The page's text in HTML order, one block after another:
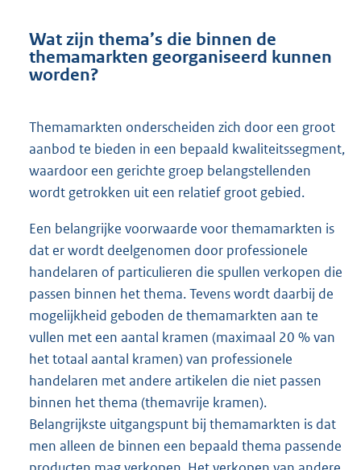
Wat zijn thema’s die binnen de
themamarkten georganiseerd kunnen
worden?
Themamarkten onderscheiden zich door een groot
aanbod te bieden in een bepaald kwaliteitssegment,
waardoor een gerichte groep belangstellenden
wordt getrokken uit een relatief groot gebied.
Een belangrijke voorwaarde voor themamarkten is
dat er wordt deelgenomen door professionele
handelaren of particulieren die spullen verkopen die
passen binnen het thema. Tevens wordt daarbij de
mogelijkheid geboden de themamarkten aan te
vullen met een aantal kramen (maximaal 20 % van
het totaal aantal kramen) van professionele
handelaren met andere artikelen die niet passen
binnen het thema (themavrije kramen).
Belangrijkste uitgangspunt bij themamarkten is dat
men alleen de binnen een bepaald thema passende